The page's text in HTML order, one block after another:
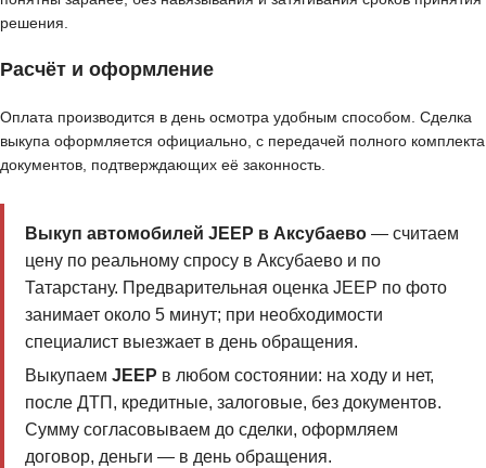
решения.
Расчёт и оформление
Оплата производится в день осмотра удобным способом. Сделка
выкупа оформляется официально, с передачей полного комплекта
документов, подтверждающих её законность.
Выкуп автомобилей JEEP в Аксубаево— считаем
цену по реальному спросу в Аксубаево и по
Татарстану. Предварительная оценка JEEP по фото
занимает около 5 минут; при необходимости
специалист выезжает в день обращения.
Выкупаем JEEP в любом состоянии: на ходу и нет,
после ДТП, кредитные, залоговые, без документов.
Сумму согласовываем до сделки, оформляем
договор, деньги — в день обращения.